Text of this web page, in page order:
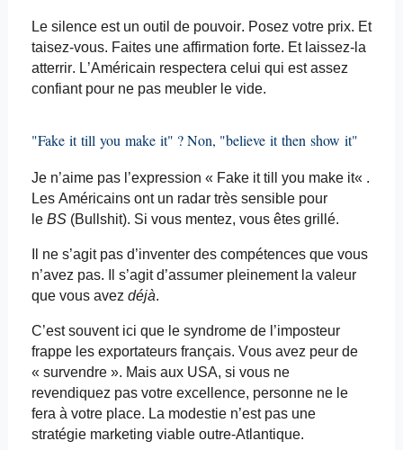
Le silence est un outil de pouvoir. Posez votre prix. Et
taisez-vous. Faites une affirmation forte. Et laissez-la
atterrir. L’Américain respectera celui qui est assez
confiant pour ne pas meubler le vide.
"Fake ittill you make it" ? Non, "believe it then show it"
Je n’aime pas l’expression « Fake ittill you make it« .
Les Américains ont un radar très sensible pour
le BS(Bullshit). Si vous mentez, vous êtes grillé.
Il ne s’agit pas d’inventer des compétences que vous
n’avez pas. Il s’agit d’assumer pleinement la valeur
que vous avez déjà.
C’est souvent ici que le syndrome de l’imposteur
frappe les exportateurs français. Vous avez peurde
« survendre ». Mais aux USA, si vous ne
revendiquez pas votre excellence, personne ne le
fera à votre place. La modestie n’est pas une
stratégie marketing viable outre-Atlantique.